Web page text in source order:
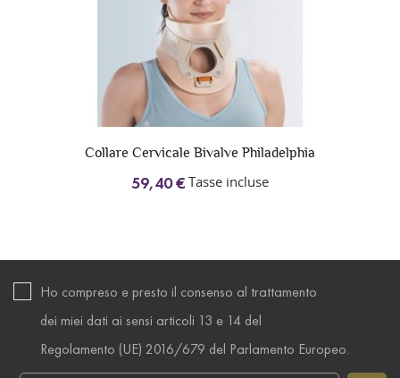
Collare Cervicale Bivalve Philadelphia
59,40 € Tasse incluse
Ho compreso e presto il consenso al trattamento
dei miei dati ai sensi articoli 13 e 14 del
Regolamento (UE) 2016/679 del Parlamento Europeo.